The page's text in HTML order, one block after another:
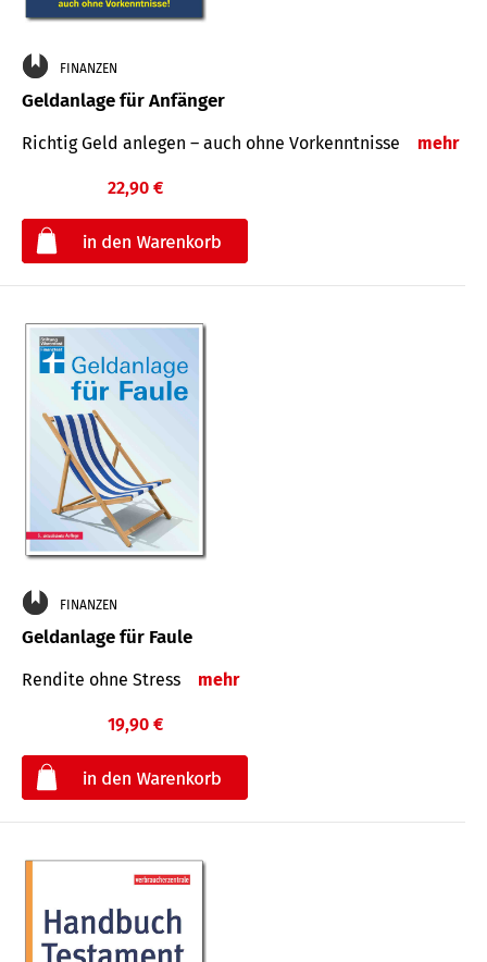
FINANZEN
Geldanlage für Anfänger
Richtig Geld anlegen – auch ohne Vorkenntnisse mehr
22,90 €
FINANZEN
Geldanlage für Faule
Rendite ohne Stress mehr
19,90 €